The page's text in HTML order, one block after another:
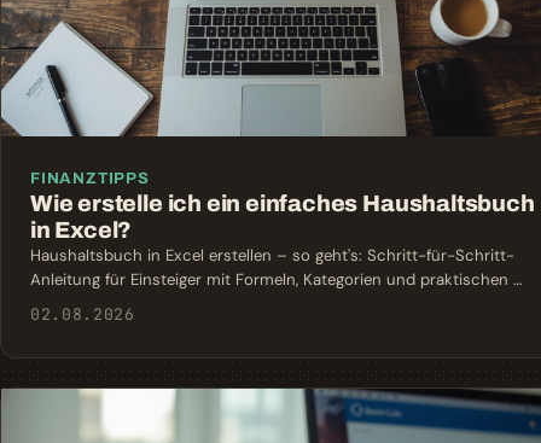
FINANZTIPPS
Wie erstelle ich ein einfaches Haushaltsbuch
in Excel?
Haushaltsbuch in Excel erstellen – so geht's: Schritt-für-Schritt-
Anleitung für Einsteiger mit Formeln, Kategorien und praktischen …
02.08.2026